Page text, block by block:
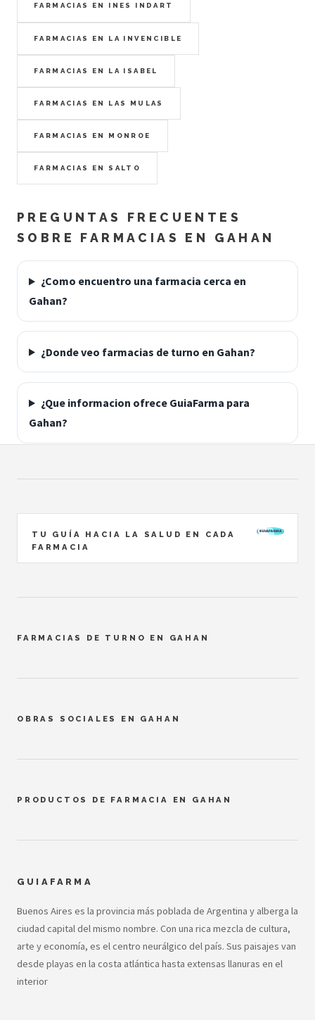
FARMACIAS EN INES INDART
FARMACIAS EN LA INVENCIBLE
FARMACIAS EN LA ISABEL
FARMACIAS EN LAS MULAS
FARMACIAS EN MONROE
FARMACIAS EN SALTO
PREGUNTAS FRECUENTES
SOBRE FARMACIAS EN GAHAN
¿Como encuentro una farmacia cerca en
Gahan?
¿Donde veo farmacias de turno en Gahan?
¿Que informacion ofrece GuiaFarma para
Gahan?
TU GUÍA HACIA LA SALUD EN CADA
FARMACIA
FARMACIAS DE TURNO EN GAHAN
OBRAS SOCIALES EN GAHAN
PRODUCTOS DE FARMACIA EN GAHAN
GUIAFARMA
Buenos Aires es la provincia más poblada de Argentina y alberga la
ciudad capital del mismo nombre. Con una rica mezcla de cultura,
arte y economía, es el centro neurálgico del país. Sus paisajes van
desde playas en la costa atlántica hasta extensas llanuras en el
interior